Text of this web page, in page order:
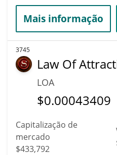
Mais informação
3745
Law Of
LOA
$0.00043409
Capitalização de
mercado
$433,792